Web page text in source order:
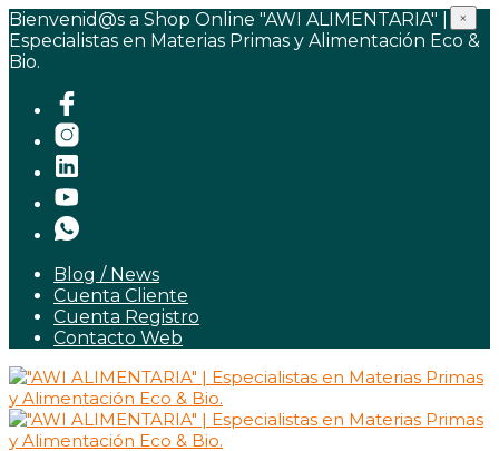
Bienvenid@s a Shop Online "AWI ALIMENTARIA" |
Especialistas en Materias Primas y Alimentación Eco &
Bio.
Blog / News
Cuenta Cliente
Cuenta Registro
Contacto Web
×